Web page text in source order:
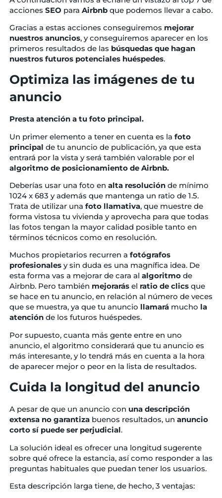
acciones SEO para Airbnbque podemos llevar a cabo.
Gracias a estas acciones conseguiremos mejorar
nuestros anuncios, y conseguiremos aparecer en los
primeros resultados de las búsquedas que hagan
nuestros futuros potenciales huéspedes.
Optimiza las imágenes de tu
anuncio
Presta atención a tu foto principal.
Un primer elemento a tener en cuenta es la foto
principal de tu anuncio de publicación, ya que esta
entrará por la vista y será también valorable por el
algoritmo de posicionamiento de Airbnb.
Deberías usar una foto en alta resoluciónde mínimo
1024 x 683 y además que mantenga un ratio de 1.5.
Trata de utilizar una foto llamativa, que muestre de
forma vistosa tu vivienda y aprovecha para que todas
las fotos tengan la mayor calidad posible tanto en
términos técnicos como en resolución.
Muchos propietarios recurren a fotógrafos
profesionalesy sin duda es una magnífica idea. De
esta forma vas a mejorar de cara al algoritmode
Airbnb. Pero también mejorarásel ratio de clicsque
se hace en tu anuncio, en relación al número de veces
que se muestra, ya que tu anuncio llamarámucho la
atenciónde los futuros huéspedes.
Por supuesto, cuanta más gente entre en uno
anuncio, el algoritmo considerará que tu anuncio es
más interesante, y lo tendrá más en cuenta a la hora
de aparecer mejor o peor en la lista de resultados.
Cuida la longitud del anuncio
A pesar de que un anuncio con una descripción
extensa no garantizabuenos resultados, un anuncio
corto sí puede ser perjudicial.
La solución ideal es ofrecer una longitud sugerente
sobre qué ofrece la estancia, así como responder a las
preguntas habituales que puedan tener los usuarios.
Esta descripción larga tiene, de hecho, 3 ventajas: